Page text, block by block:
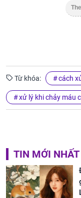
Từ khóa: cách
xử lý khi chảy máu
TIN MỚI NHẤT